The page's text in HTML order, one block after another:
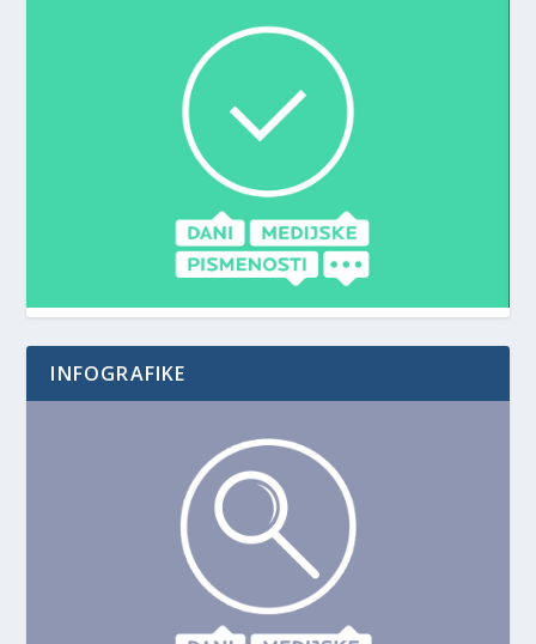
INFOGRAFIKE